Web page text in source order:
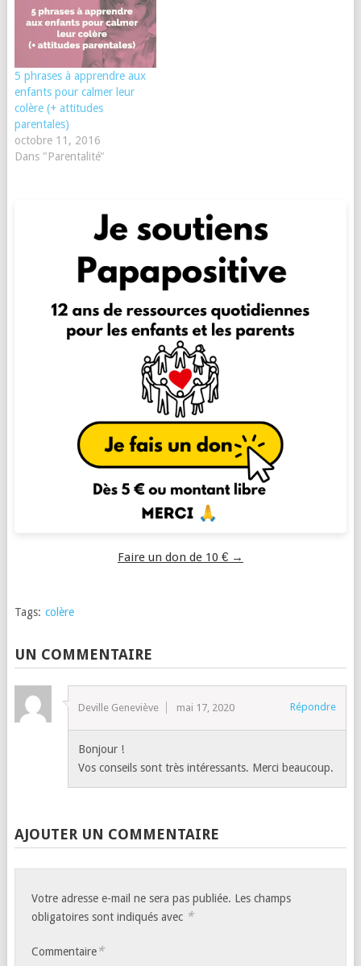
5 phrases à apprendre aux
enfants pour calmer leur
colère (+ attitudes
parentales)
octobre 11, 2016
Dans "Parentalité"
Faire un don de 10 € →
Tags: colère
UN COMMENTAIRE
Deville Geneviève mai 17, 2020 Répondre
Bonjour !
Vos conseils sont très intéressants. Merci beaucoup.
AJOUTER UN COMMENTAIRE
Votre adresse e-mail ne sera pas publiée. Les champs
obligatoires sont indiqués avec *
Commentaire*